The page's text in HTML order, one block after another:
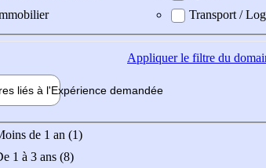
Transport /
Appliquerle filtre du
liés à l'Expérience demandée
de 1 an (1)
1 à 3 ans (8)